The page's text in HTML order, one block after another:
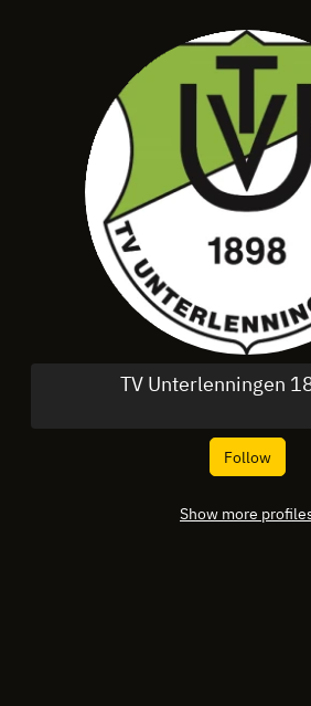
TV Unterlenningen
Follow
Show more